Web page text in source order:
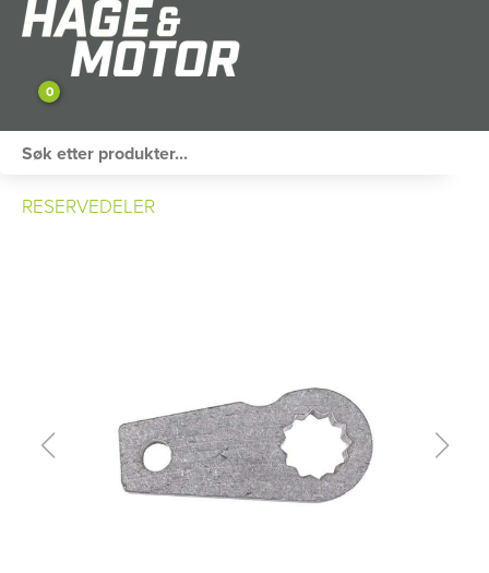
0
SNØSCOOTER
RESERVEDELER